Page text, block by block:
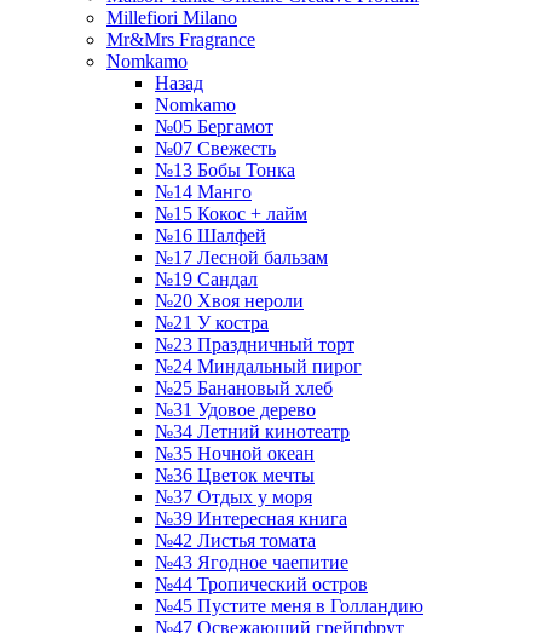
Millefiori Milano
Mr&Mrs Fragrance
Nomkamo
Назад
Nomkamo
№05 Бергамот
№07 Свежесть
№13 Бобы Тонка
№14 Манго
№15 Кокос + лайм
№16 Шалфей
№17 Лесной бальзам
№19 Сандал
№20 Хвоя нероли
№21 У костра
№23 Праздничный торт
№24 Миндальный пирог
№25 Банановый хлеб
№31 Удовое дерево
№34 Летний кинотеатр
№35 Ночной океан
№36 Цветок мечты
№37 Отдых у моря
№39 Интересная книга
№42 Листья томата
№43 Ягодное чаепитие
№44 Тропический остров
№45 Пустите меня в Голландию
№47 Освежающий грейпфрут